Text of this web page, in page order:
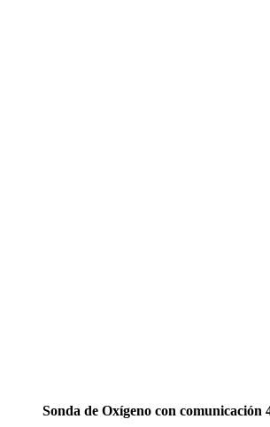
Sonda de Oxígeno con comunicación